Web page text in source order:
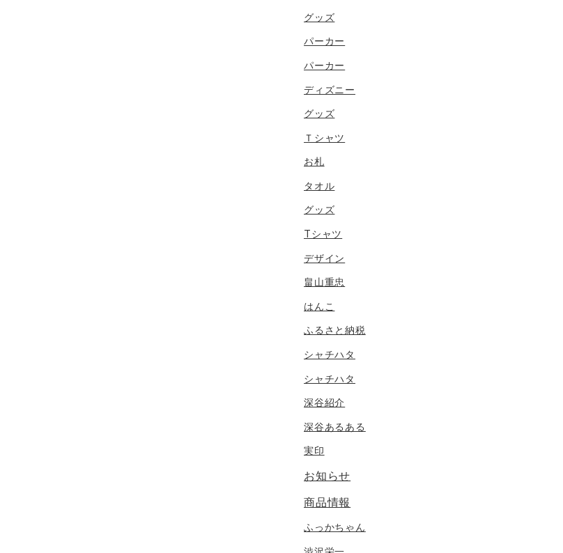
グッズ
パーカー
パーカー
ディズニー
グッズ
Ｔシャツ
お札
タオル
グッズ
Tシャツ
デザイン
畠山重忠
はんこ
ふるさと納税
シャチハタ
シャチハタ
深谷紹介
深谷あるある
実印
お知らせ
商品情報
ふっかちゃん